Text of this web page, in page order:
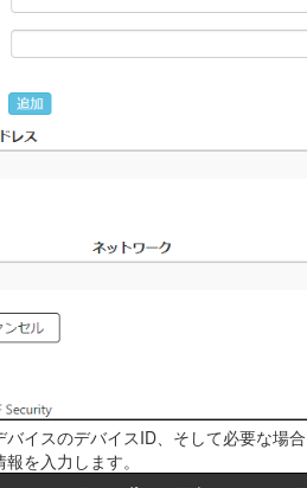
バイスのデバイスID、そして必要な場
を入力します。